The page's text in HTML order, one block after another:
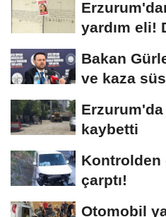
yardım eli!
Bakan
ve kaza
Erzurum'da
kaybetti
Kontrolden
çarptı!
Otomobil